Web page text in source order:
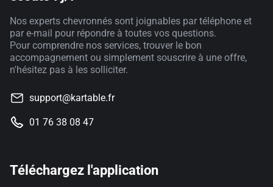
Nos experts chevronnés sont joignables par téléphone et
par e-mail pour répondre à toutes vos questions.
Pour comprendre nos services, trouver le bon
accompagnement ou simplement souscrire à une offre,
n'hésitez pas à les solliciter.
support@kartable.fr
01 76 38 08 47
Téléchargez l'application